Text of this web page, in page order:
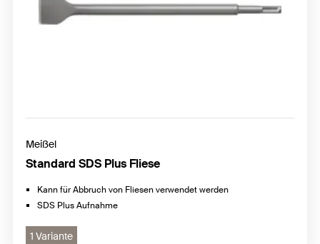
Meißel
Standard SDS Plus Fliese
Kann für Abbruch von Fliesen verwendet werden
SDS Plus Aufnahme
1 Variante